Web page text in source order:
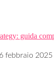
guida
6 febbraio 2025